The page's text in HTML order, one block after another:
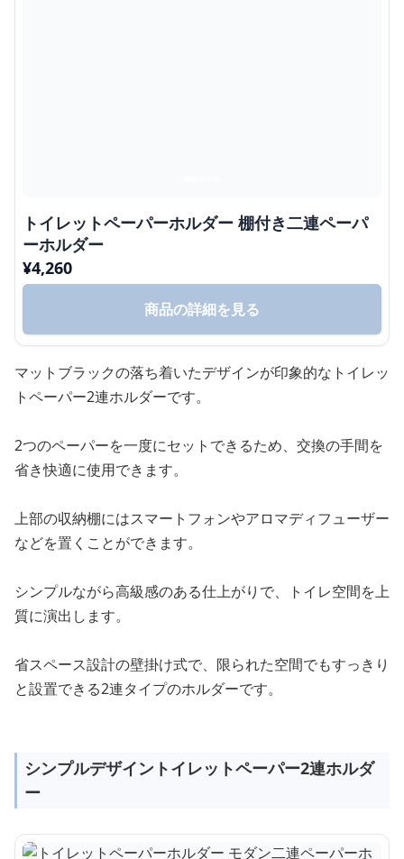
トイレットペーパーホルダー 棚付き二連ペーパ
ーホルダー
¥4,260
商品の詳細を見る
マットブラックの落ち着いたデザインが印象的なトイレッ
トペーパー2連ホルダーです。
2つのペーパーを一度にセットできるため、交換の手間を
省き快適に使用できます。
上部の収納棚にはスマートフォンやアロマディフューザー
などを置くことができます。
シンプルながら高級感のある仕上がりで、トイレ空間を上
質に演出します。
省スペース設計の壁掛け式で、限られた空間でもすっきり
と設置できる2連タイプのホルダーです。
シンプルデザイントイレットペーパー2連ホルダ
ー